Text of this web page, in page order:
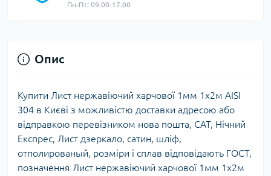
Пн-Пт: 09.00-17.00
Опис
Купити Лист нержавіючий харчової 1мм 1х2м AISI
304 в Києві з можливістю доставки адресою або
відправкою перевізником нова пошта, САТ, Нічний
Експрес, Лист дзеркало, сатин, шліф,
отполированый, розміри і сплав відповідають ГОСТ,
позначення Лист нержавіючий харчової 1мм 1х2м